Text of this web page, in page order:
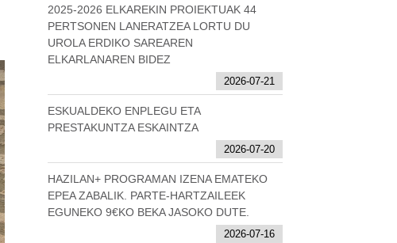
2025-2026 ELKAREKIN PROIEKTUAK 44
PERTSONEN LANERATZEA LORTU DU
UROLA ERDIKO SAREAREN
ELKARLANAREN BIDEZ
2026-07-21
ESKUALDEKO ENPLEGU ETA
PRESTAKUNTZA ESKAINTZA
2026-07-20
HAZILAN+ PROGRAMAN IZENA EMATEKO
EPEA ZABALIK. PARTE-HARTZAILEEK
EGUNEKO 9€KO BEKA JASOKO DUTE.
2026-07-16